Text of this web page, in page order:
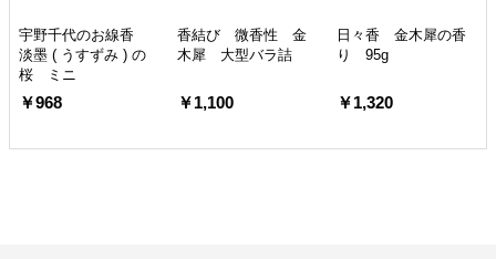
宇野千代のお線香
淡墨 ( うすずみ ) の
桜 ミニ
￥968
香結び 微香性 金
木犀 大型バラ詰
￥1,100
日々香 金木犀の香
り 95g
￥1,320